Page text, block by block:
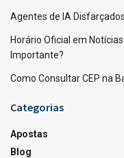
Agentes de IA
Horário Oficial em
Importante?
Como Consultar CEP na
Categorias
Apostas
Blog